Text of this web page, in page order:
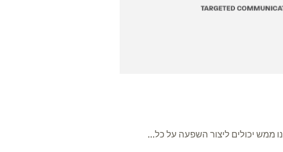
ממש יכולים ליצור השפעה על כל...